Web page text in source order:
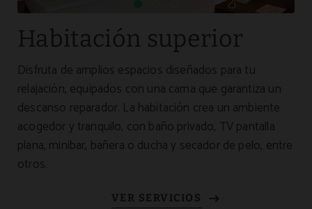
Habitación superior
Disfruta de amplios espacios diseñados para tu
relajación, equipados con una cama que garantiza un
descanso reparador. La habitación crea un ambiente
acogedor y tranquilo, con baño privado, TV pantalla
plana, minibar, bañera o ducha y secador de pelo, entre
otros.